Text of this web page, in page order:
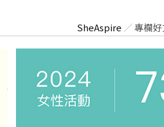
SheAspire ／專欄